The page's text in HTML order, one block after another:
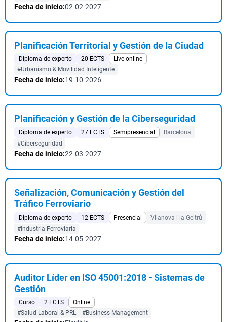
Fecha de inicio:02-02-2027
Planificación Territorial y Gestión de la Ciudad
Diploma de experto 20 ECTS
Live online
#Urbanismo & Movilidad Inteligente
Fecha de inicio:19-10-2026
Planificación y Gestión de la Ciberseguridad
Diploma de experto 27 ECTS Semipresencial
Barcelona
#Ciberseguridad
Fecha de inicio:22-03-2027
Señalización, Comunicación y Gestión del
Tráfico Ferroviario
Diploma de experto 12 ECTS Presencial
Vilanova i la Geltrú
#Industria Ferroviaria
Fecha de inicio:14-05-2027
Auditor Líder en ISO 45001:2018 - Sistemas de
Gestión
Curso 2 ECTS
Online
#Salud Laboral & PRL
#Business Management